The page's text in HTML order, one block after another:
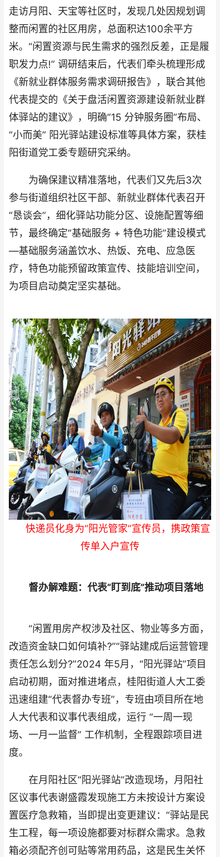
走访月阳、天宝等社区时，发现几处因规划调
整而闲置的社区用房，总面积达100余平方
米。“闲置资源与民生需求的强烈反差，正是履
职发力点!” 调研结束后，代表们牵头梳理形成
《新就业群体服务需求调研报告》，联合其他
代表提交的《关于盘活闲置资源建设新就业群
体驿站的建议》，明确“15 分钟服务圈”布局、
“小而美” 阳光驿站建设标准等具体方案，获桂
阳街道党工委专题研究采纳。
为确保建议精准落地，代表们又先后3次
参与街道组织社区干部、新就业群体代表召开
“恳谈会”，细化驿站功能分区、设施配置等细
节，最终确定“基础服务 + 特色功能”建设模式
—基础服务涵盖饮水、热饭、充电、应急医
疗，特色功能预留政策宣传、技能培训空间，
为项目启动奠定坚实基础。
快递员化身为“阳光管家“宣传员，携政策宣
传单入户宣传
督办解难题：代表“盯到底”推动项目落地​
“闲置用房产权涉及社区、物业等多方面，
改造资金缺口如何填补?”“驿站建成后运营管理
责任怎么划分?”2024 年5月，“阳光驿站”项目
启动初期，面对推进堵点，桂阳街道人大工委
迅速组建“代表督办专班”，专班由项目所在地
人大代表和议事代表组成，运行 “一周一现
场、一月一监督” 工作机制，全程跟踪项目进
度。
在月阳社区“阳光驿站”改造现场，月阳社
区议事代表谢盛霞发现施工方未按设计方案设
置医疗急救箱，当即提出变更建议：“驿站是民
生工程，每一项设施都要对标群众需求。急救
箱必须配齐创可贴等常用药品，这是民生关怀